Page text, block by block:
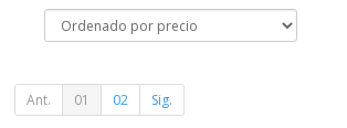
Ant. 01 02 Sig.